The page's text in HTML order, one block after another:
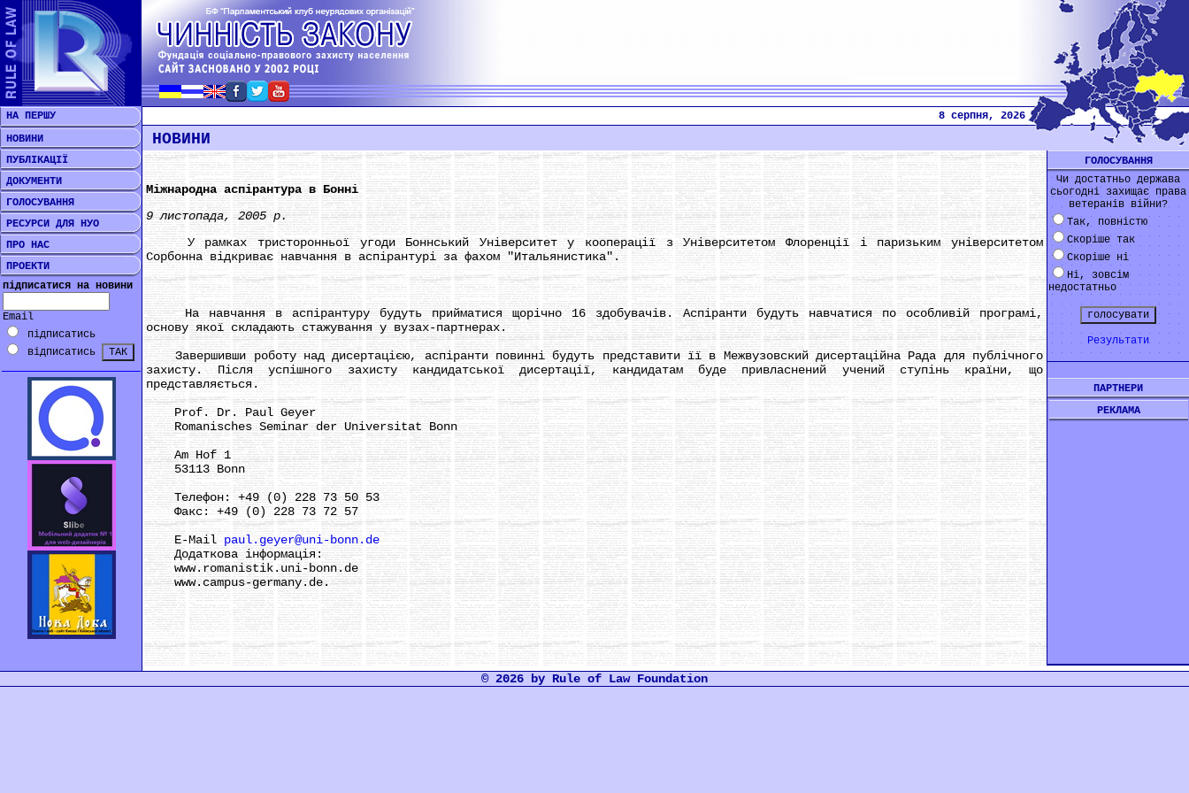
НА ПЕРШУ
8 серпня, 2026
НОВИНИ
ПУБЛІКАЦІЇ
ДОКУМЕНТИ
ГОЛОСУВАННЯ
РЕСУРСИ ДЛЯ НУО
ПРО НАС
ПРОЕКТИ
підписатися на новини
Email
підписатись
відписатись
НОВИНИ
Міжнародна аспірантура в Бонні
9 листопада, 2005 р.
У рамках тристоронньої угоди Боннський Університет у кооперації з Університетом Флоренції і паризьким університетом
Сорбонна відкриває навчання в аспірантурі за фахом "Итальянистика".
На навчання в аспірантуру будуть прийматися щорічно 16 здобувачів. Аспіранти будуть навчатися по особливій програмі,
основу якої складають стажування у вузах-партнерах.
Завершивши роботу над дисертацією, аспіранти повинні будуть представити її в Межвузовский дисертаційна Рада для публічного
захисту. Після успішного захисту кандидатської дисертації, кандидатам буде привласнений учений ступінь країни, що
представляється.
Prof. Dr. Paul Geyer
Romanіsches Semіnar der Unіversіtat Bonn
Am Hof 1
53113 Bonn
Телефон: +49 (0) 228 73 50 53
Факс: +49 (0) 228 73 72 57
E-Maіl paul.geyer@unі-bonn.de
Додаткова інформація:
www.romanіstіk.unі-bonn.de
www.campus-germany.de.
ГОЛОСУВАННЯ
Чи достатньо держава
сьогодні захищає права
ветеранів війни?
Так, повністю
Скоріше так
Скоріше ні
Ні, зовсім
недостатньо
Результати
ПАРТНЕРИ
РЕКЛАМА
© 2026 by Rule of Law Foundation